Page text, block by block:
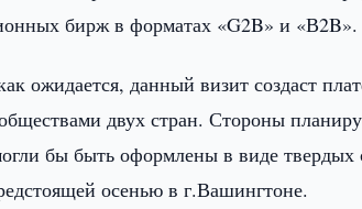
бирж в форматах «G2B» и «В2B».
ожидается, данный визит создаст
двух стран. Стороны
бы быть оформлены в виде твердых
осенью в г.Вашингтоне.